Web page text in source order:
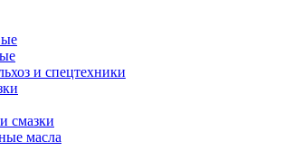
и спецтехники
смазки
масла